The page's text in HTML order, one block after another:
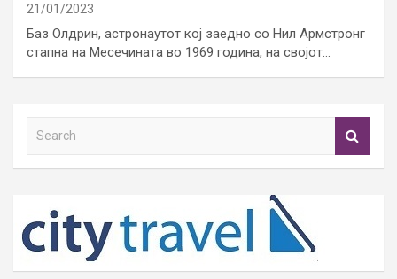
21/01/2023
Баз Олдрин, астронаутот кој заедно со Нил Армстронг
стапна на Месечината во 1969 година, на својот…
h